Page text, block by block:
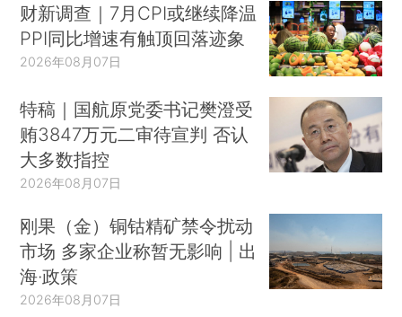
财新调查｜7月CPI或继续降温
PPI同比增速有触顶回落迹象
2026年08月07日
特稿｜国航原党委书记樊澄受
贿3847万元二审待宣判 否认
大多数指控
2026年08月07日
刚果（金）铜钴精矿禁令扰动
市场 多家企业称暂无影响 | 出
海·政策
2026年08月07日